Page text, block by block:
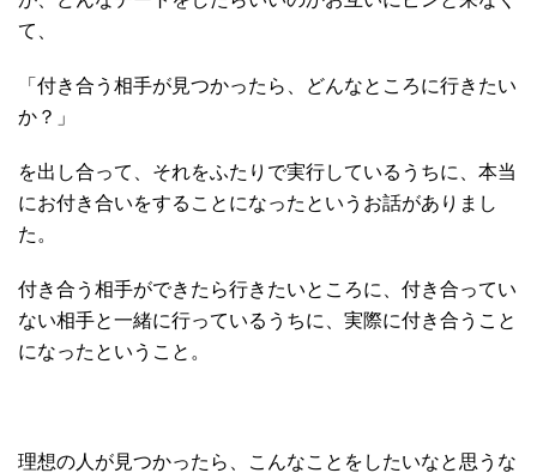
て、
「付き合う相手が見つかったら、どんなところに行きたい
か？」
を出し合って、それをふたりで実行しているうちに、本当
にお付き合いをすることになったというお話がありまし
た。
付き合う相手ができたら行きたいところに、付き合ってい
ない相手と一緒に行っているうちに、実際に付き合うこと
になったということ。
理想の人が見つかったら、こんなことをしたいなと思うな